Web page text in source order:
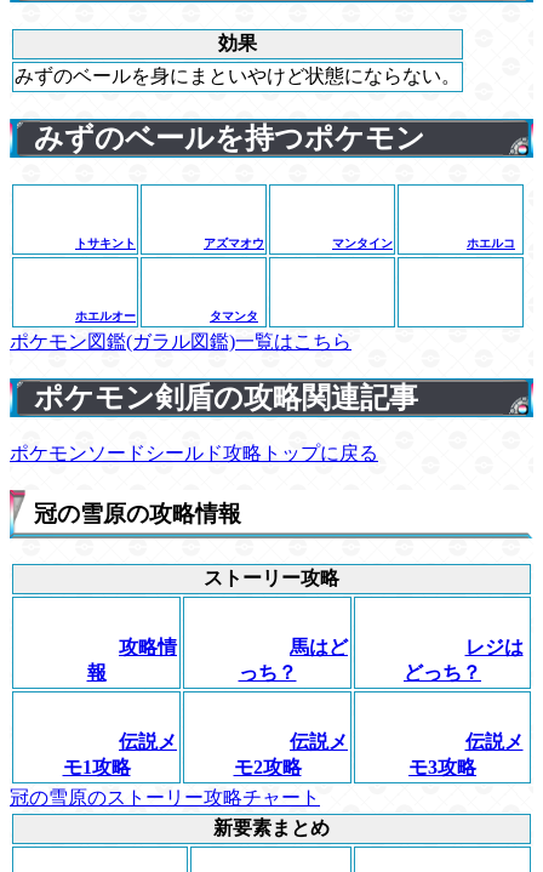
効果
みずのベールを身にまといやけど状態にならない。
みずのベールを持つポケモン
トサキント アズマオウ マンタイン ホエルコ
ホエルオー タマンタ
ポケモン図鑑(ガラル図鑑)一覧はこちら
ポケモン剣盾の攻略関連記事
ポケモンソードシールド攻略トップに戻る
冠の雪原の攻略情報
ストーリー攻略
攻略情
報
馬はど
っち？
レジは
どっち？
伝説メ
モ1攻略
伝説メ
モ2攻略
伝説メ
モ3攻略
冠の雪原のストーリー攻略チャート
新要素まとめ